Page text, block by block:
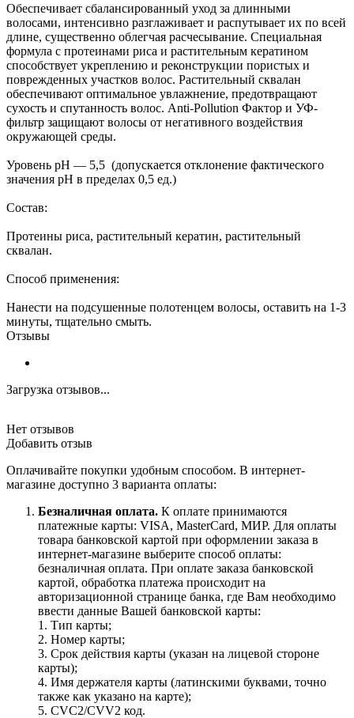
Обеспечивает сбалансированный уход за длинными
волосами, интенсивно разглаживает и распутывает их по всей
длине, существенно облегчая расчесывание. Специальная
формула с протеинами риса и растительным кератином
способствует укреплению и реконструкции пористых и
поврежденных участков волос. Растительный сквалан
обеспечивают оптимальное увлажнение, предотвращают
сухость и спутанность волос. Anti-Pollution Фактор и УФ-
фильтр защищают волосы от негативного воздействия
окружающей среды.
Уровень pH — 5,5 (допускается отклонение фактического
значения pH в пределах 0,5 ед.)
Состав:
Протеины риса, растительный кератин, растительный
сквалан.
Способ применения:
Нанести на подсушенные полотенцем волосы, оставить на 1-3
минуты, тщательно смыть.
Отзывы
Загрузка отзывов...
Нет отзывов
Добавить отзыв
Оплачивайте покупки удобным способом. В интернет-
магазине доступно 3 варианта оплаты:
Безналичная оплата. К оплате принимаются
платежные карты: VISA, MasterCard, МИР. Для оплаты
товара банковской картой при оформлении заказа в
интернет-магазине выберите способ оплаты:
безналичная оплата. При оплате заказа банковской
картой, обработка платежа происходит на
авторизационной странице банка, где Вам необходимо
ввести данные Вашей банковской карты:
1. Тип карты;
2. Номер карты;
3. Срок действия карты (указан на лицевой стороне
карты);
4. Имя держателя карты (латинскими буквами, точно
также как указано на карте);
5. CVC2/CVV2 код.